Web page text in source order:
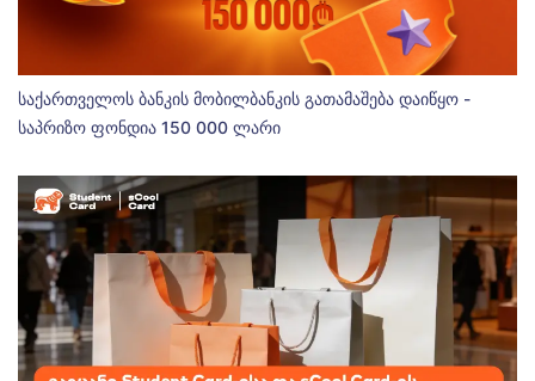
საქართველოს ბანკის მობილბანკის გათამაშება დაიწყო -
საპრიზო ფონდია 150 000 ლარი